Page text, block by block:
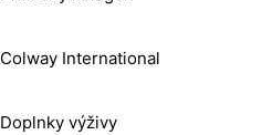
Colway International
Doplnky výživy